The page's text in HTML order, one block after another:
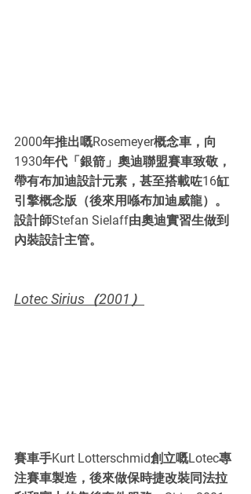
2000年推出嘅Rosemeyer概念車，向
1930年代「銀箭」奧迪聯盟賽車致敬，
帶有布加迪設計元素，甚至搭載咗16缸
引擎概念版（後來用喺布加迪威龍）。
設計師Stefan Sielaff由奧迪實習生做到
內裝設計主管。
Lotec Sirius（2001）
賽車手Kurt Lotterschmid創立嘅Lotec專
注賽車製造，後來做保時捷改裝同法拉